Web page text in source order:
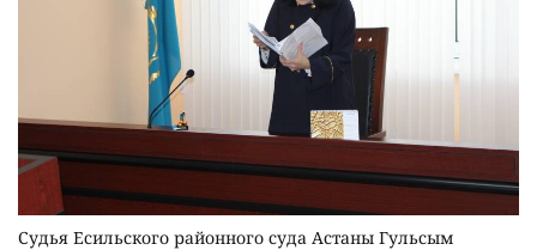
Судья Есильского районного суда Астаны Гульсым